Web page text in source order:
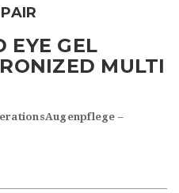
EYE GEL
MULTI
–